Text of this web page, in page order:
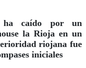
ha caído por un
la Rioja en un
riojana fue
iniciales